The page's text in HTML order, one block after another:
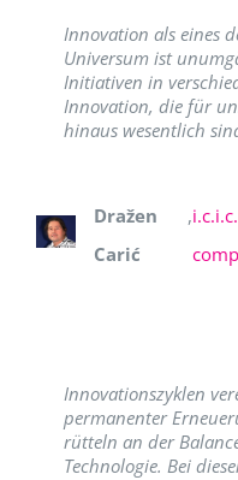
Innovation als eines
Universum ist
Initiativen in
Innovation, die für
hinaus wesentlich
Dražen
Carić
,
Innovationszyklen
permanenter
rütteln an der
Technologie. Bei